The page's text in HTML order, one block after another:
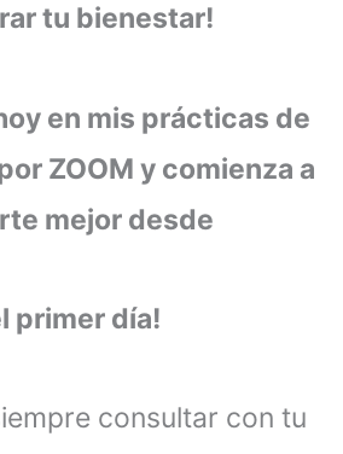
tu bienestar!
en mis prácticas de
ZOOM y comienza a
mejor desde
primer día!
consultar con tu